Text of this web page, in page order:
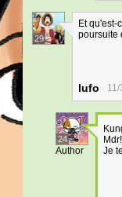
29
Et qu'est-
poursuite
lufo
24
Author
Je